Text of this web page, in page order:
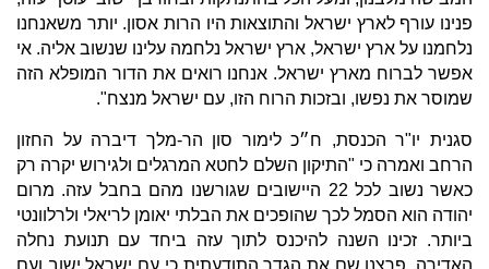
פנינו עורף לארץ ישראל והתוצאות היו הרות אסון. יותר משאנחנו
נלחמנו על ארץ ישראל, ארץ ישראל נלחמה עלינו שנשוב אליה. אי
אפשר לברוח מארץ ישראל. אנחנו רואים את הדור המופלא הזה
שמוסר את נפשו, ובזכות הרוח הזו, עם ישראל מנצח".
סגנית יו"ר הכנסת, ח״כ לימור סון הר-מלך דיברה על החזון
הרחב ואמרה כי "התיקון השלם לחטא המרגלים ולגירוש יקרה רק
כאשר נשוב לכל 22 היישובים שגורשנו מהם בחבל עזה. מרום
יהודה הוא הסמל לכך שהופכים את הבלתי יאומן לריאלי ולרלוונטי
ביותר. זכינו השנה להיכנס לתוך עזה ביחד עם תנועת נחלה